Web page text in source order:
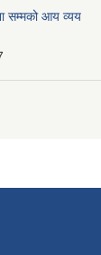
सम्मको आय व्यय